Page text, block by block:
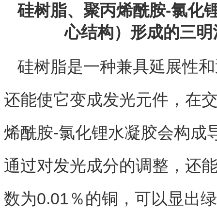
硅树脂、聚丙烯酰胺-氯化
心结构）形成的三
硅树脂是一种兼具延展性
还能使它变成发光元件，在
烯酰胺-氯化锂水凝胶会构成
通过对发光成分的调整，还
数为0.01％的铜，可以显出